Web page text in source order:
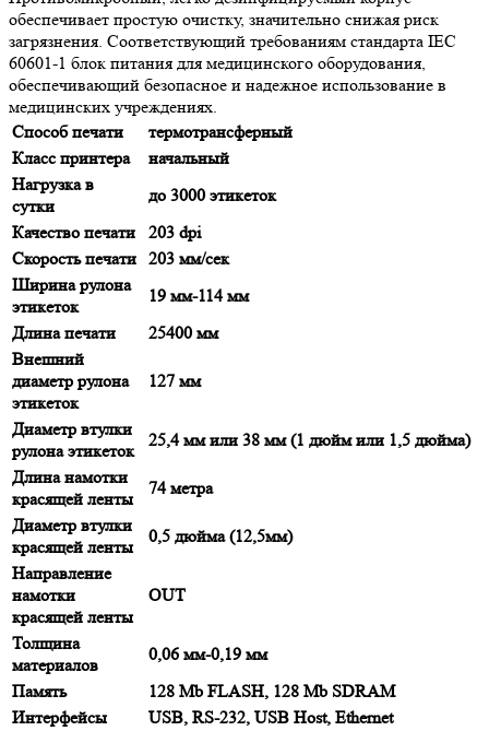
обеспечивает простую очистку, значительно снижая риск
загрязнения. Соответствующий требованиям стандарта IEC
60601-1 блок питания для медицинского оборудования,
обеспечивающий безопасное и надежное использование в
медицинских учреждениях.
Способ печати
термотрансферный
Класс принтера
начальный
Нагрузка в
сутки
до 3000 этикеток
Качество печати
203 dpi
Скорость печати 203 мм/сек
Ширина рулона
этикеток
19 мм-114 мм
Длина печати
25400 мм
Внешний
диаметр рулона
этикеток
127 мм
Диаметр втулки
рулона этикеток
25,4 мм или 38 мм (1 дюйм или 1,5 дюйма)
Длина намотки
красящей ленты
74 метра
Диаметр втулки
красящей ленты
0,5 дюйма (12,5мм)
Направление
намотки
красящей ленты
OUT
Толщина
материалов
0,06 мм-0,19 мм
Память
128 Mb FLASH, 128 Mb SDRAM
Интерфейсы
USB, RS-232, USB Host, Ethernet